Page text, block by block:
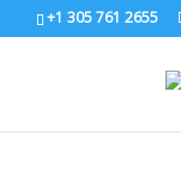
+1 305 761 2655